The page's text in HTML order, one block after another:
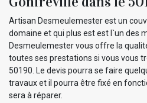
Artisan Desmeulemester est un
domaine et qui plus est est l`un des
Desmeulemester vous offre la
toutes ses prestations si vous vous
50190. Le devis pourra se faire
travaux et il pourra être fixé en
sera à réparer.